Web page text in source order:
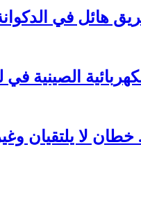
هائل في
الصينية في
لا يلتقيان